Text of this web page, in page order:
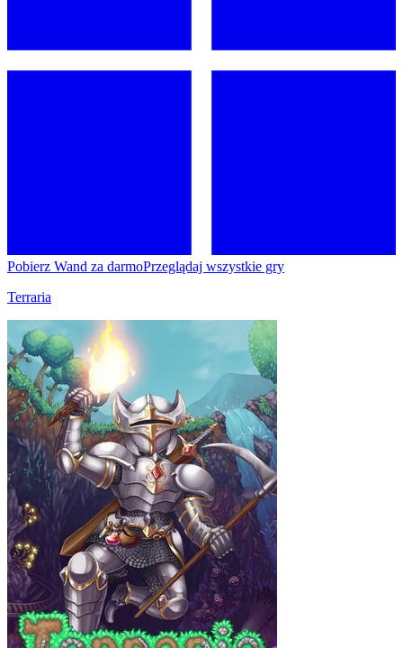
Pobierz Wand za darmoPrzeglądaj wszystkie gry
Terraria